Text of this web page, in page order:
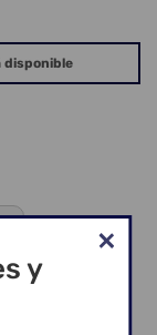
disponible
y